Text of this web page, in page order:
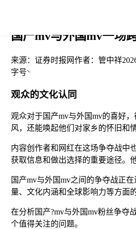
国产mv与外国mv一场
来源： 证券时报网作者： 管中祥
字号
观众的文化认同
观众对于国产mv与外国mv的喜好
风，还能唤起他们对家乡的怀旧和
内容创作者和网红在这场争夺战中
获取信息和做出选择的重要途径。
国产mv与外国mv之间的争夺战正
量、文化内涵和全球影响力等方面
在分析国产?mv与外国mv粉丝争夺
个值得关注的问题。